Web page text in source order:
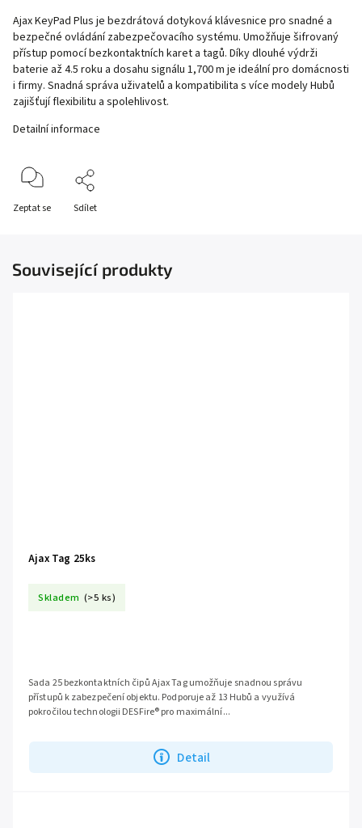
Ajax KeyPad Plus je bezdrátová dotyková klávesnice pro snadné a
bezpečné ovládání zabezpečovacího systému. Umožňuje šifrovaný
přístup pomocí bezkontaktních karet a tagů. Díky dlouhé výdrži
baterie až 4.5 roku a dosahu signálu 1,700 m je ideální pro domácnosti
i firmy. Snadná správa uživatelů a kompatibilita s více modely Hubů
zajišťují flexibilitu a spolehlivost.
Detailní informace
Zeptat se Sdílet
Související produkty
Ajax Tag 25ks
Skladem (>5 ks)
Detail
Sada 25 bezkontaktních čipů Ajax Tag umožňuje snadnou správu
přístupů k zabezpečení objektu. Podporuje až 13 Hubů a využívá
pokročilou technologii DESFire® pro maximální...